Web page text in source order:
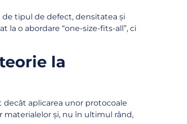
tipul de defect, densitatea și
o abordare “one-size-fits-all”, ci
la
aplicarea unor protocoale
materialelor și, nu în ultimul rând,